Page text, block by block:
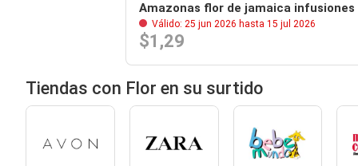
Amazonas flor de jamaica infusiones
Válido: 25 jun 2026 hasta 15 jul 2026
$1,29
Tiendas con Flor en su surtido